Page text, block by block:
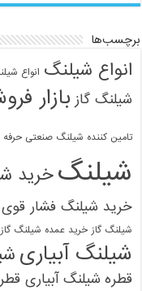
برچسب‌ها
انواع شیلنگ انواع
شیلنگ گاز بازار
تامین کننده شیلنگ صنعتی حرفه
شیلنگخرید
خرید شیلنگ فشار قوی
شیلنگ گاز خرید عمده شیلنگ
شیلنگ آبیاری
قطره شیلنگ آبیاری